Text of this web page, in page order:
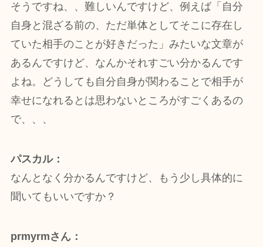
そうですね、、難しいんですけど、例えば「自分
自身と混ざる前の、ただ単体としてそこに存在し
ていた相手のことが好きだった」みたいな文章が
あるんですけど、なんかそれすごい分かるんです
よね。どうしても自分自身が関わることで相手が
幸せになれるとは思わないところがすごくあるの
で、、、
パスカル：
なんとなく分かるんですけど、もう少し具体的に
聞いてもいいですか？
prmyrmさん：